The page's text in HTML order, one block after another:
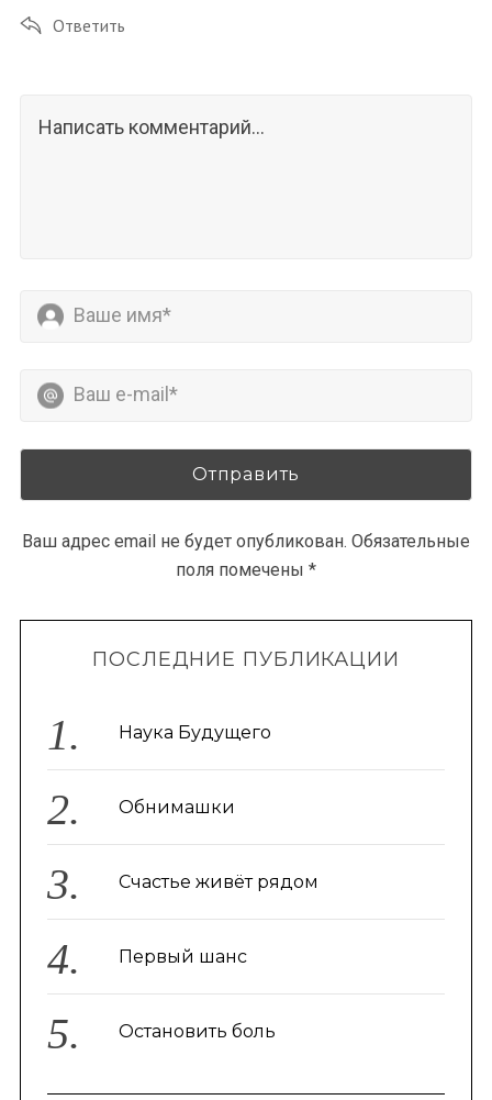
Ответить
Ваш адрес email не будет опубликован. Обязательные
поля помечены *
ПОСЛЕДНИЕ ПУБЛИКАЦИИ
Наука Будущего
Обнимашки
Счастье живёт рядом
Первый шанс
Остановить боль